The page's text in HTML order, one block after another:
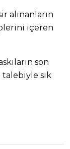
alınanların
içeren
son
talebiyle sık